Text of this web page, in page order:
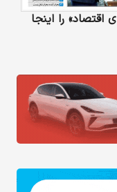
اقتصاد» را اینجا